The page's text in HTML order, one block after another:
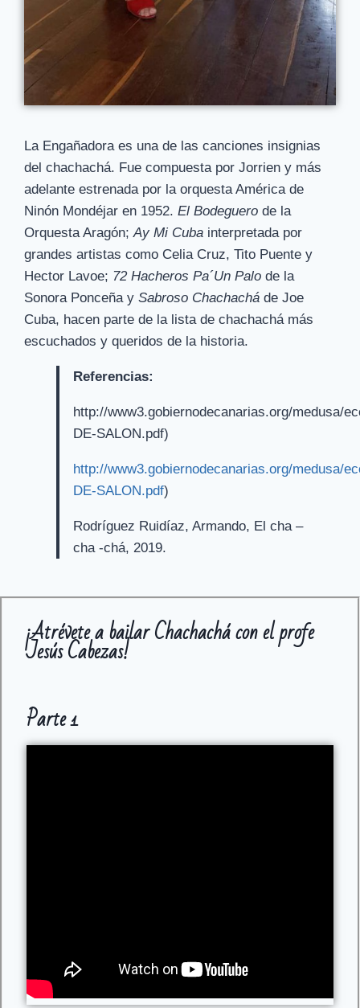
La Engañadora es una de las canciones insignias
del chachachá. Fue compuesta por Jorrien y más
adelante estrenada por la orquesta América de
Ninón Mondéjar en 1952. El Bodeguero de la
Orquesta Aragón;Ay Mi Cuba interpretada por
grandes artistas como Celia Cruz, Tito Puente y
Hector Lavoe; 72 Hacheros Pa´Un Palo de la
Sonora Ponceña y Sabroso Chachachá de Joe
Cuba, hacen parte de la lista de chachachá más
escuchados y queridos de la historia.
Referencias:
http://www3.gobiernodecanarias.org/medusa/
DE-SALON.pdf)
http://www3.gobiernodecanarias.org/medusa/
DE-SALON.pdf)
Rodríguez Ruidíaz, Armando, El cha –
cha -chá, 2019.
¡Atrévete a bailar Chachachá con el profe
Jesús Cabezas!
Parte 1